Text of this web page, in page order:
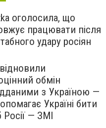
оголосила, що
працювати після
удару росіян
обмін
з Україною —
Україні бити
Росії — ЗМІ